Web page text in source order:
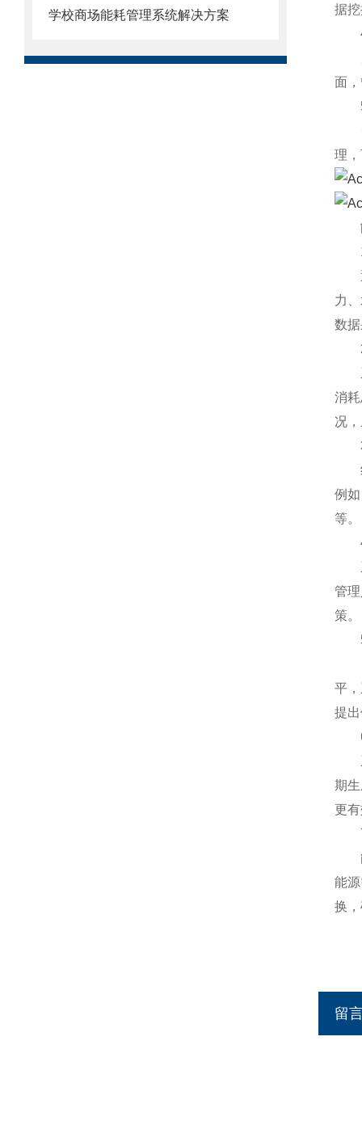
学校商场能耗管理系统解决方案
据
4.
面
5.
云
理
1.
通
力
数
2.
系
消
况
3.
结
例
等。
4.
系
管
策。
5.
平
提
6.
系
期
更
7.
能
能
换
留